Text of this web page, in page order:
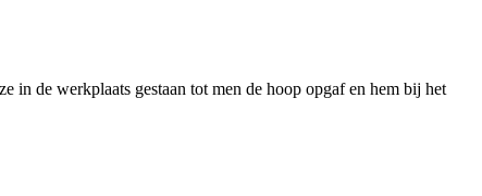
in de werkplaats gestaan tot men de hoop opgaf en hem bij het